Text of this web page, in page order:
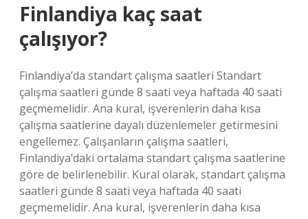
Finlandiya kaç saat
çalışıyor?
Finlandiya’da standart çalışma saatleri Standart
çalışma saatleri günde 8 saati veya haftada 40 saati
geçmemelidir. Ana kural, işverenlerin daha kısa
çalışma saatlerine dayalı düzenlemeler getirmesini
engellemez. Çalışanların çalışma saatleri,
Finlandiya’daki ortalama standart çalışma saatlerine
göre de belirlenebilir. Kural olarak, standart çalışma
saatleri günde 8 saati veya haftada 40 saati
geçmemelidir. Ana kural, işverenlerin daha kısa